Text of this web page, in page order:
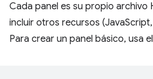
Cada panel es su propio archivo
incluir otros recursos
Para crear un panel básico, usa